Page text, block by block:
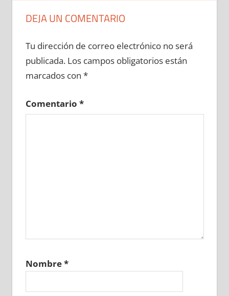
DEJA UN COMENTARIO
Tu dirección de correo electrónico no será
publicada. Los campos obligatorios están
marcados con *
Comentario *
Nombre*